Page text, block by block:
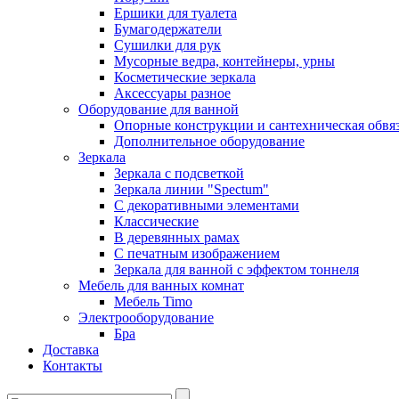
Ершики для туалета
Бумагодержатели
Сушилки для рук
Мусорные ведра, контейнеры, урны
Косметические зеркала
Аксессуары разное
Оборудование для ванной
Опорные конструкции и сантехническая
Дополнительное оборудование
Зеркала
Зеркала с подсветкой
Зеркала линии "Spectum"
С декоративными элементами
Классические
В деревянных рамах
С печатным изображением
Зеркала для ванной с эффектом тоннеля
Мебель для ванных комнат
Мебель Timo
Электрооборудование
Бра
Доставка
Контакты